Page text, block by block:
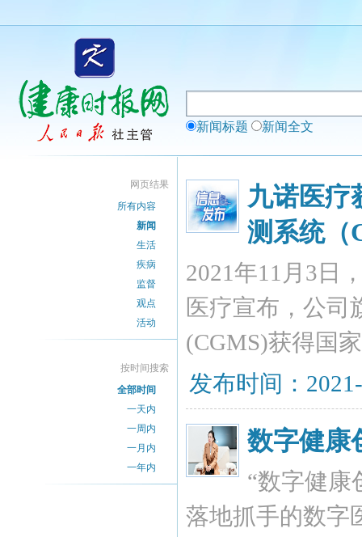
新闻标题 新闻全文
网页结果
所有内容
新闻
生活
疾病
监督
观点
活动
按时间搜索
全部时间
一天内
一周内
一月内
一年内
九诺医疗
测系统（
2021年11月3日
医疗宣布，公司
(CGMS)获得国
发布时间：
数字健康
“数字健康
落地抓手的数字